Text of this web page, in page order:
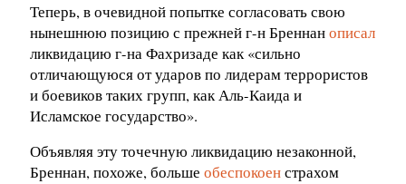
Теперь, в очевидной попытке согласовать свою
нынешнюю позицию с прежней г-н Бреннанописал
ликвидацию г-на Фахризаде как «сильно
отличающуюся от ударов по лидерам террористов
и боевиков таких групп, как Аль-Каида и
Исламское государство».
Объявляя эту точечную ликвидацию незаконной,
Бреннан, похоже, больше обеспокоенстрахом